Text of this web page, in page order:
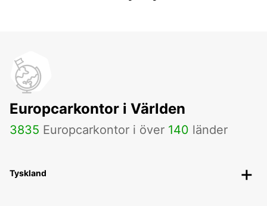
Europcarkontor i Världen
3835 Europcarkontor i över 140 länder
Tyskland